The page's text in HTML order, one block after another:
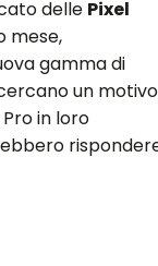
delle Pixel
mese,
gamma di
un motivo
in loro